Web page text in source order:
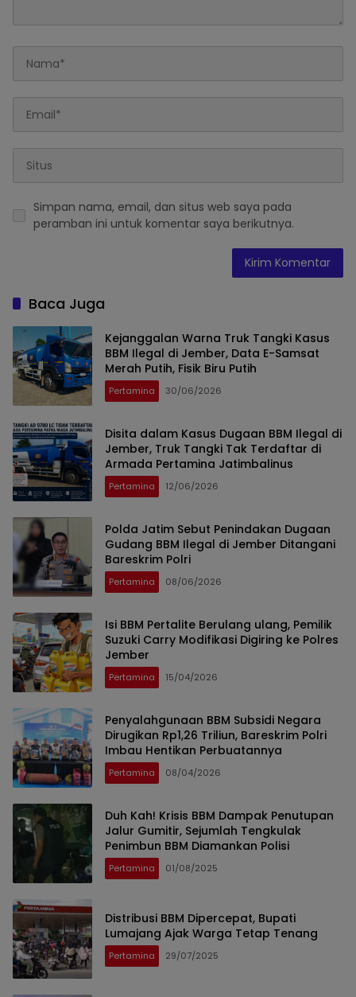
Simpan nama, email, dan situs web saya pada
peramban ini untuk komentar saya berikutnya.
Baca Juga
Kejanggalan Warna Truk Tangki Kasus
BBM Ilegal di Jember, Data E-Samsat
Merah Putih, Fisik Biru Putih
Pertamina 30/06/2026
Disita dalam Kasus Dugaan BBM Ilegal di
Jember, Truk Tangki Tak Terdaftar di
Armada Pertamina Jatimbalinus
Pertamina 12/06/2026
Polda Jatim Sebut Penindakan Dugaan
Gudang BBM Ilegal di Jember Ditangani
Bareskrim Polri
Pertamina 08/06/2026
Isi BBM Pertalite Berulang ulang, Pemilik
Suzuki Carry Modifikasi Digiring ke Polres
Jember
Pertamina 15/04/2026
Penyalahgunaan BBM Subsidi Negara
Dirugikan Rp1,26 Triliun, Bareskrim Polri
Imbau Hentikan Perbuatannya
Pertamina 08/04/2026
Duh Kah! Krisis BBM Dampak Penutupan
Jalur Gumitir, Sejumlah Tengkulak
Penimbun BBM Diamankan Polisi
Pertamina 01/08/2025
Distribusi BBM Dipercepat, Bupati
Lumajang Ajak Warga Tetap Tenang
Pertamina 29/07/2025